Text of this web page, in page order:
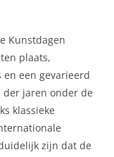
Kunstdagen
plaats,
een gevarieerd
der jaren onder de
klassieke
zijn dat de